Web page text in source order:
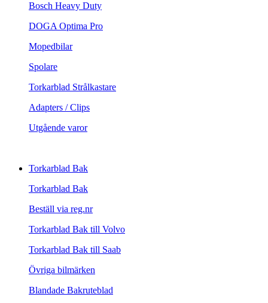
Bosch Heavy Duty
DOGA Optima Pro
Mopedbilar
Spolare
Torkarblad Strålkastare
Adapters / Clips
Utgående varor
Torkarblad Bak
Torkarblad Bak
Beställ via reg.nr
Torkarblad Bak till Volvo
Torkarblad Bak till Saab
Övriga bilmärken
Blandade Bakruteblad